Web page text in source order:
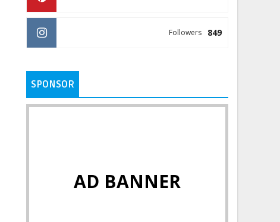
849
Followers
SPONSOR
AD BANNER